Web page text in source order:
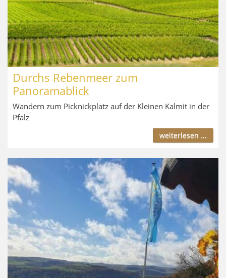
Durchs Rebenmeer zum
Panoramablick
Wandern zum Picknickplatz auf der Kleinen Kalmit in der
Pfalz
weiterlesen ...